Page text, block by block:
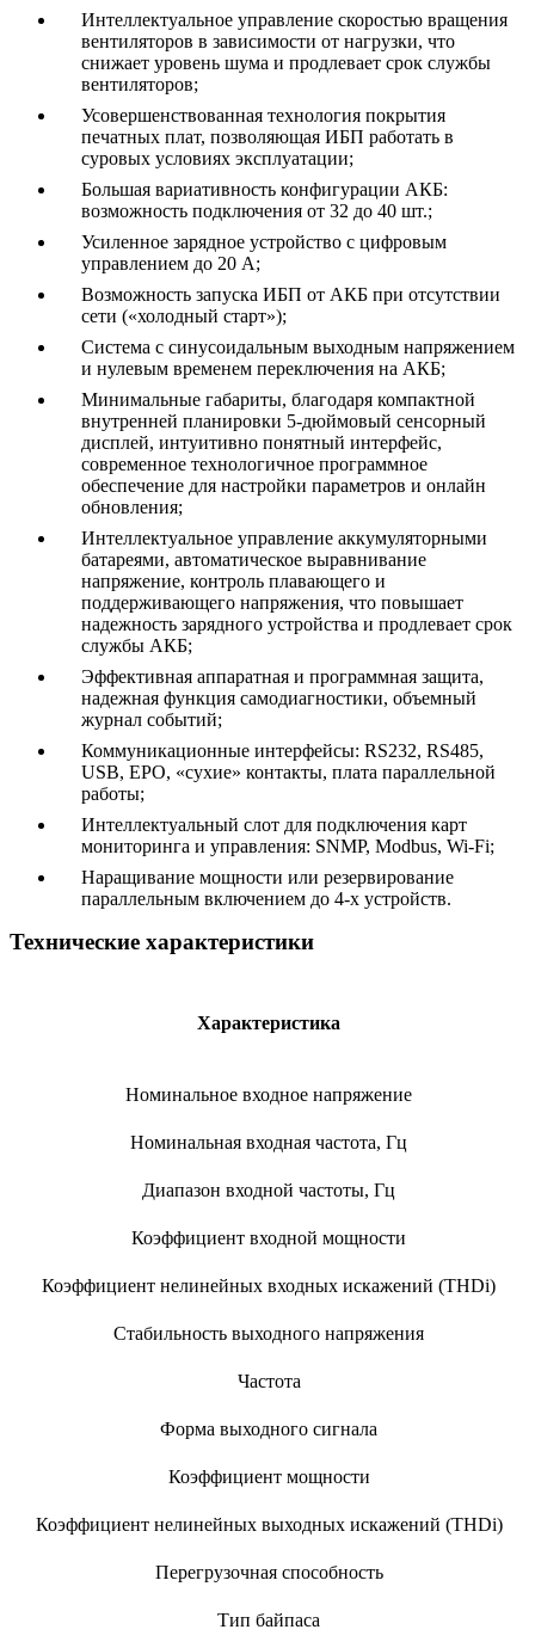
Интеллектуальное управление скоростью вращения
вентиляторов в зависимости от нагрузки, что
снижает уровень шума и продлевает срок службы
вентиляторов;
Усовершенствованная технология покрытия
печатных плат, позволяющая ИБП работать в
суровых условиях эксплуатации;
Большая вариативность конфигурации АКБ:
возможность подключения от 32 до 40 шт.;
Усиленное зарядное устройство с цифровым
управлением до 20 А;
Возможность запуска ИБП от АКБ при отсутствии
сети («холодный старт»);
Система с синусоидальным выходным напряжением
и нулевым временем переключения на АКБ;
Минимальные габариты, благодаря компактной
внутренней планировки 5-дюймовый сенсорный
дисплей, интуитивно понятный интерфейс,
современное технологичное программное
обеспечение для настройки параметров и онлайн
обновления;
Интеллектуальное управление аккумуляторными
батареями, автоматическое выравнивание
напряжение, контроль плавающего и
поддерживающего напряжения, что повышает
надежность зарядного устройства и продлевает срок
службы АКБ;
Эффективная аппаратная и программная защита,
надежная функция самодиагностики, объемный
журнал событий;
Коммуникационные интерфейсы: RS232, RS485,
USB, EPO, «сухие» контакты, плата параллельной
работы;
Интеллектуальный слот для подключения карт
мониторинга и управления: SNMP, Modbus, Wi-Fi;
Наращивание мощности или резервирование
параллельным включением до 4-х устройств.
Технические характеристики
Характеристика
Номинальное входное напряжение
Номинальная входная частота, Гц
Диапазон входной частоты, Гц
Коэффициент входной мощности
Коэффициент нелинейных входных искажений (THDi)
Стабильность выходного напряжения
Частота
Форма выходного сигнала
Коэффициент мощности
Коэффициент нелинейных выходных искажений (THDi)
Перегрузочная способность
Тип байпаса